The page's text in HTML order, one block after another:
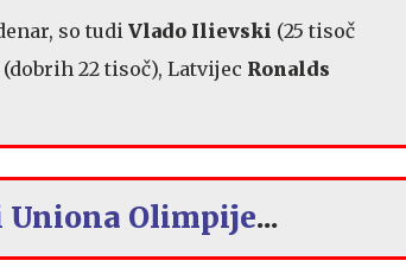
so tudi Vlado Ilievski (25 tisoč
(dobrih 22 tisoč), Latvijec Ronalds
Uniona Olimpije...